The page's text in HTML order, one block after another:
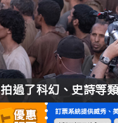
拍過了科幻、史詩等